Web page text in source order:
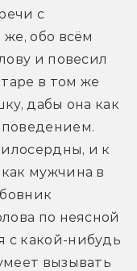
с
обо всём
и повесил
в том же
дабы она как
и к
мужчина в
по неясной
с какой-нибудь
вызывать